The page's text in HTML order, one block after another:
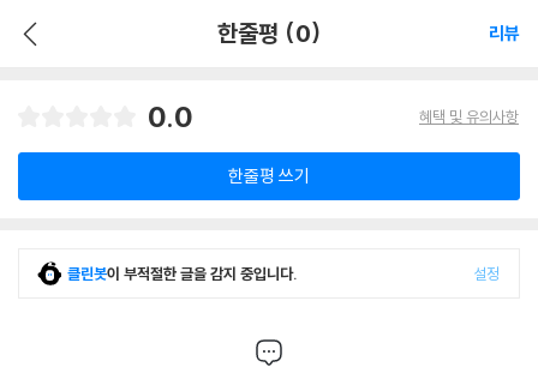
한줄평 (0) 리뷰
0.0 혜택 및 유의사항
한줄평 쓰기
클린봇이 부적절한 글을 감지 중입니다. 설정